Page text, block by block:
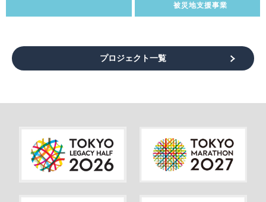
被災地支援事業
プロジェクト一覧